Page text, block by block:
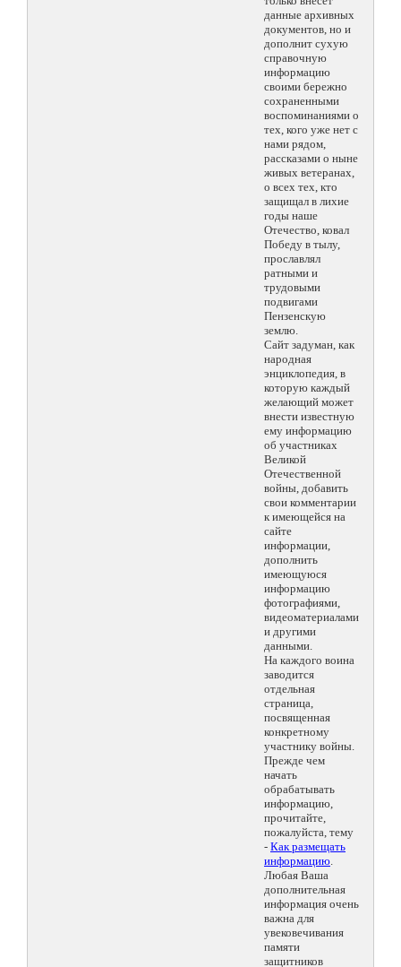
данные архивных
документов, но и
дополнит сухую
справочную
информацию
своими бережно
сохраненными
воспоминаниями о
тех, кого уже нет с
нами рядом,
рассказами о ныне
живых ветеранах,
о всех тех, кто
защищал в лихие
годы наше
Отечество, ковал
Победу в тылу,
прославлял
ратными и
трудовыми
подвигами
Пензенскую
землю.
Сайт задуман, как
народная
энциклопедия, в
которую каждый
желающий может
внести известную
ему информацию
об участниках
Великой
Отечественной
войны, добавить
свои комментарии
к имеющейся на
сайте
информации,
дополнить
имеющуюся
информацию
фотографиями,
видеоматериалами
и другими
данными.
На каждого воина
заводится
отдельная
страница,
посвященная
конкретному
участнику войны.
Прежде чем
начать
обрабатывать
информацию,
прочитайте,
пожалуйста, тему
- Как размещать
информацию.
Любая Ваша
дополнительная
информация очень
важна для
увековечивания
памяти
защитников